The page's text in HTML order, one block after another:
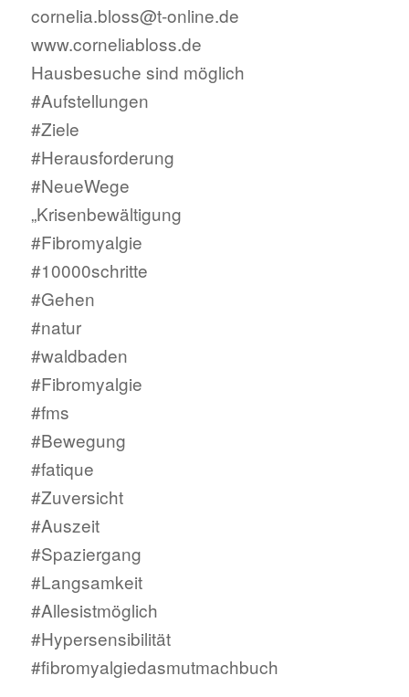
cornelia.bloss@t-online.de
www.corneliabloss.de
Hausbesuche sind möglich
#Aufstellungen
#Ziele
#Herausforderung
#NeueWege
„Krisenbewältigung
#Fibromyalgie
#10000schritte
#Gehen
#natur
#waldbaden
#Fibromyalgie
#fms
#Bewegung
#fatique
#Zuversicht
#Auszeit
#Spaziergang
#Langsamkeit
#Allesistmöglich
#Hypersensibilität
#fibromyalgiedasmutmachbuch